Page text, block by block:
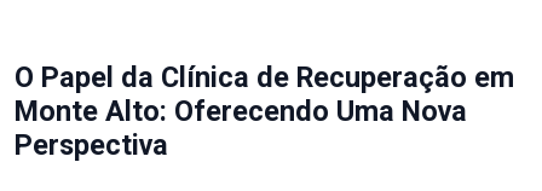
O Papel da Clínica de Recuperação em
Monte Alto: Oferecendo Uma Nova
Perspectiva